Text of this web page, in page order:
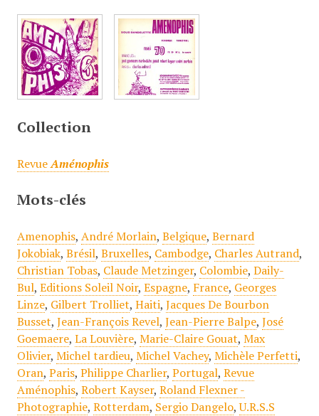
Collection
RevueAménophis
Mots-clés
Amenophis, André Morlain, Belgique, Bernard
Jokobiak, Brésil, Bruxelles, Cambodge, Charles Autrand,
Christian Tobas, Claude Metzinger, Colombie, Daily-
Bul, Editions Soleil Noir, Espagne, France, Georges
Linze, Gilbert Trolliet, Haiti, Jacques De Bourbon
Busset, Jean-François Revel, Jean-Pierre Balpe, José
Goemaere, La Louvière, Marie-Claire Gouat, Max
Olivier, Michel tardieu, Michel Vachey, Michèle Perfetti,
Oran, Paris, Philippe Charlier, Portugal, Revue
Aménophis, Robert Kayser, Roland Flexner -
Photographie, Rotterdam, Sergio Dangelo,U.R.S.S